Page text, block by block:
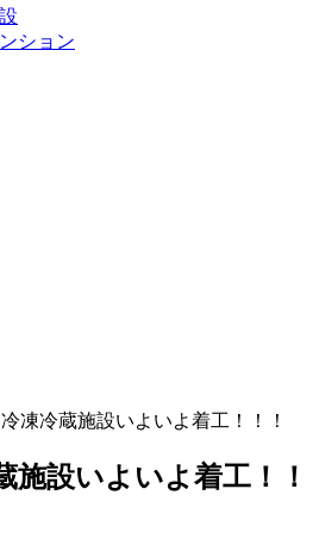
ション
凍冷蔵施設いよいよ着工！！！
施設いよいよ着工！